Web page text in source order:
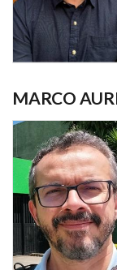
MARCO